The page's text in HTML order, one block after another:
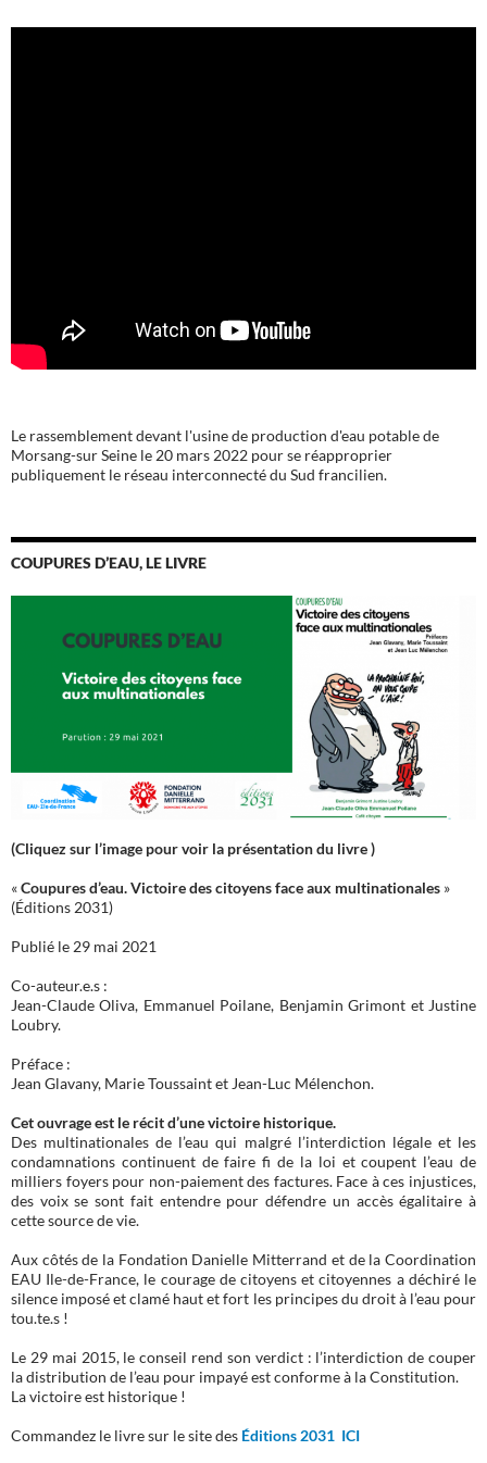
Le rassemblement devant l'usine de production d'eau potable de
Morsang-sur Seine le 20 mars 2022 pour se réapproprier
publiquement le réseau interconnecté du Sud francilien.
COUPURES D’EAU, LE LIVRE
(Cliquez sur l’image pour voir la présentation du livre )
«Coupures d’eau. Victoire des citoyens face aux multinationales »
(Éditions 2031)
Publié le 29 mai 2021
Co-auteur.e.s :
Jean-Claude Oliva, Emmanuel Poilane, Benjamin Grimont et Justine
Loubry.
Préface :
Jean Glavany, Marie Toussaint et Jean-Luc Mélenchon.
Cet ouvrage est le récit d’une victoire historique.
Des multinationales de l’eau qui malgré l’interdiction légale et les
condamnations continuent de faire fi de la loi et coupent l’eau de
milliers foyers pour non-paiement des factures. Face à ces injustices,
des voix se sont fait entendre pour défendre un accès égalitaire à
cette source de vie.
Aux côtés de la Fondation Danielle Mitterrand et de la Coordination
EAU Ile-de-France, le courage de citoyens et citoyennes a déchiré le
silence imposé et clamé haut et fort les principes du droit à l’eau pour
tou.te.s !
Le 29 mai 2015, le conseil rend son verdict : l’interdiction de couper
la distribution de l’eau pour impayé est conforme à la Constitution.
La victoire est historique !
Commandez le livre sur le site des Éditions 2031 ICI